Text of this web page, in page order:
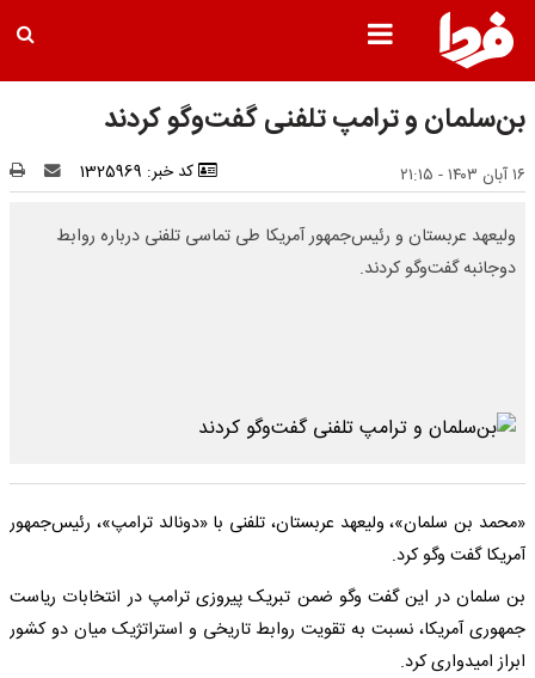
بن‌سلمان و ترامپ تلفنی گفت‌وگو کردند
۱۶ آبان ۱۴۰۳ - ۲۱:۱۵ کد خبر: 1325969
ولیعهد عربستان و رئیس‌جمهور آمریکا طی تماسی تلفنی درباره روابط
دوجانبه گفت‌وگو کردند.
«محمد بن سلمان»، ولیعهد عربستان، تلفنی با «دونالد ترامپ»، رئیس‌جمهور
آمریکا گفت وگو کرد.
بن سلمان در این گفت وگو ضمن تبریک پیروزی ترامپ در انتخابات ریاست
جمهوری آمریکا، نسبت به تقویت روابط تاریخی و استراتژیک میان دو کشور
ابراز امیدواری کرد.